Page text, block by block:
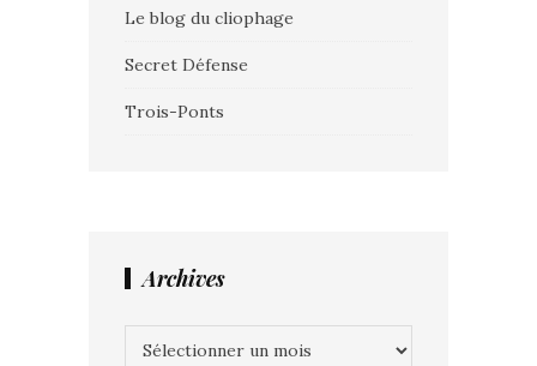
Le blog du cliophage
Secret Défense
Trois-Ponts
Archives